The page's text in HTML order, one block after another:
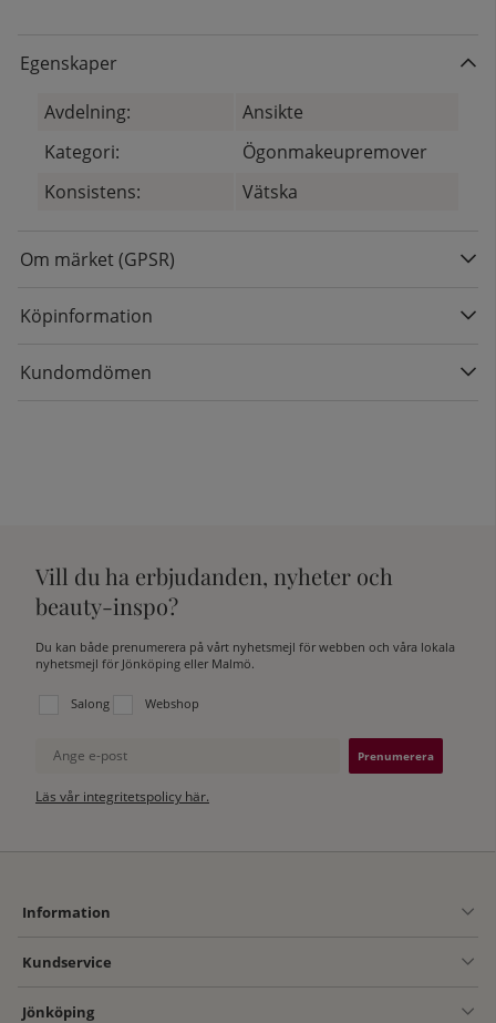
Egenskaper
Avdelning:
Ansikte
Kategori:
Ögonmakeupremover
Konsistens:
Vätska
Om märket (GPSR)
Köpinformation
Kundomdömen
Vill du ha erbjudanden, nyheter och
beauty-inspo?
Du kan både prenumerera på vårt nyhetsmejl för webben och våra lokala
nyhetsmejl för Jönköping eller Malmö.
Välj vilken lista du vill prenumerera på:
Salong Webshop
Ange e-post
Läs vår integritetspolicy här.
Information
Kundservice
Jönköping